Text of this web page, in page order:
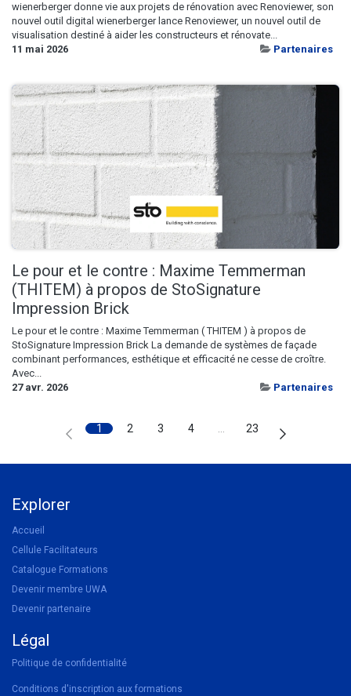
wienerberger donne vie aux projets de rénovation avec Renoviewer, son
nouvel outil digital wienerberger lance Renoviewer, un nouvel outil de
visualisation destiné à aider les constructeurs et rénovate...
11 mai 2026
Partenaires
Le pour et le contre : Maxime Temmerman
(THITEM) à propos de StoSignature
Impression Brick
Le pour et le contre : Maxime Temmerman ( THITEM ) à propos de
StoSignature Impression Brick La demande de systèmes de façade
combinant performances, esthétique et efficacité ne cesse de croître.
Avec...
27 avr. 2026
Partenaires
1 2 3 4 23
Explorer
Accueil
Cellule Facilitateurs
Catalogue Formations
Devenir membre UWA
Devenir partenaire
Légal
Politique de confidentialité
Conditions d'inscription aux formations